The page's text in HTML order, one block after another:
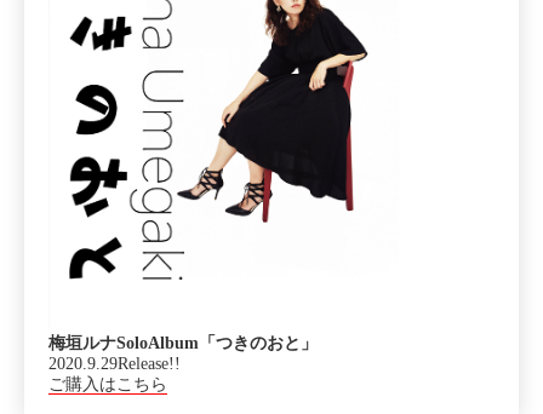
梅垣ルナSoloAlbum「つきのおと」
2020.9.29Release!!
ご購入はこちら